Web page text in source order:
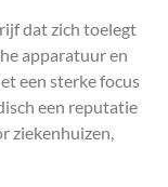
dat zich toelegt
apparatuur en
een sterke focus
een reputatie
ziekenhuizen,